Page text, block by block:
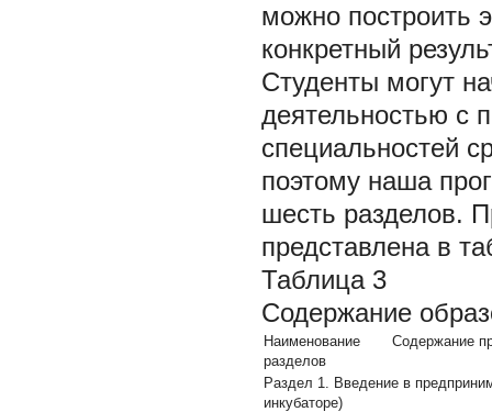
можно построить
конкретный
Студенты могут
деятельностью с
специальностей
поэтому наша
шесть разделов.
представлена в
Таблица 3
Содержание
Наименование
разделов
Содержание
Раздел 1. Введение в
инкубаторе)